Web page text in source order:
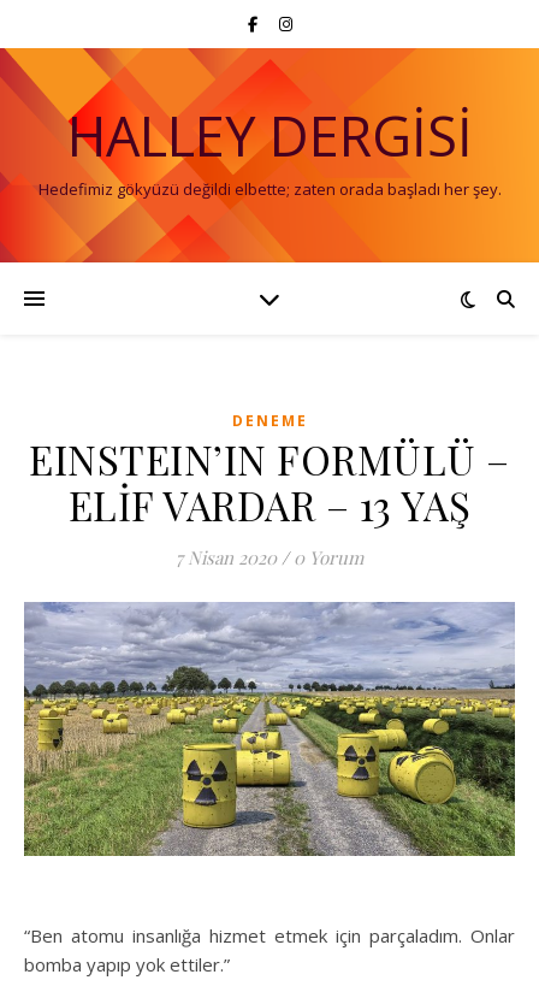
HALLEY DERGISI
Hedefimiz gökyüzü değildi elbette; zaten orada başladı her şey.
DENEME
EINSTEIN’IN FORMÜLÜ –
ELİF VARDAR – 13 YAŞ
7 Nisan 2020 / 0 Yorum
“Ben atomu insanlığa hizmet etmek için parçaladım. Onlar
bomba yapıp yok ettiler.”